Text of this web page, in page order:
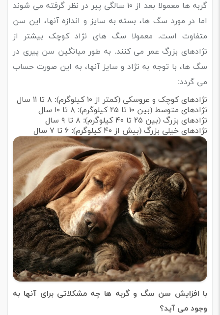
گربه ها معمولا بعد از ۱۰ سالگی پیر در نظر گرفته می شوند
اما در مورد سگ ها، بسته به سایز و اندازه آنها، این سن
متفاوت است. معمولا سگ های نژاد کوچک بیشتر از
نژادهای بزرگ عمر می کنند. به طور میانگین سن پیری در
سگ ها، با توجه به نژاد و سایز آنها، به این صورت حساب
می گردد:
نژادهای کوچک و عروسکی (کمتر از ۱۰ کیلوگرم): ۸ تا ۱۱ سال
نژادهای متوسط (بین ۱۰ تا ۲۵ کیلوگرم): ۸ تا ۱۰ سال
نژادهای بزرگ (بین ۲۵ تا ۴۰ کیلوگرم): ۸ تا ۹ سال
نژادهای خیلی بزرگ (بیش از ۴۰ کیلوگرم): ۶ تا ۷ سال
با افزایش سن سگ و گربه ها چه مشکلاتی برای آنها به
وجود می آید؟